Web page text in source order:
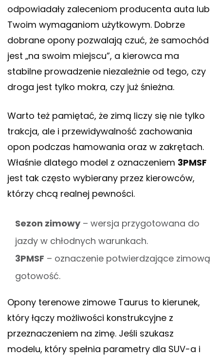
odpowiadały zaleceniom producenta auta lub
Twoim wymaganiom użytkowym. Dobrze
dobrane opony pozwalają czuć, że samochód
jest „na swoim miejscu”, a kierowca ma
stabilne prowadzenie niezależnie od tego, czy
droga jest tylko mokra, czy już śnieżna.
Warto też pamiętać, że zimą liczy się nie tylko
trakcja, ale i przewidywalność zachowania
opon podczas hamowania oraz w zakrętach.
Właśnie dlatego model z oznaczeniem 3PMSF
jest tak często wybierany przez kierowców,
którzy chcą realnej pewności.
Sezon zimowy– wersja przygotowana do
jazdy w chłodnych warunkach.
3PMSF – oznaczenie potwierdzające zimową
gotowość.
Opony terenowe zimowe Taurus to kierunek,
który łączy możliwości konstrukcyjne z
przeznaczeniem na zimę. Jeśli szukasz
modelu, który spełnia parametry dla SUV-a i